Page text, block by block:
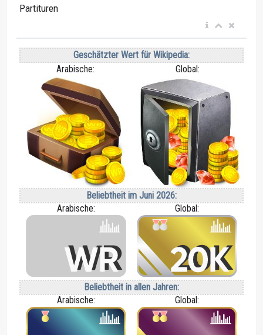
Partituren
Geschätzter Wert für Wikipedia:
Arabische:
Global:
Beliebtheit im Juni 2026:
Arabische:
Global:
Beliebtheit in allen Jahren:
Arabische:
Global: